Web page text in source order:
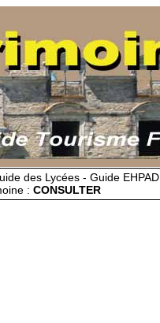
des Lycées - Guide EHPAD
: CONSULTER